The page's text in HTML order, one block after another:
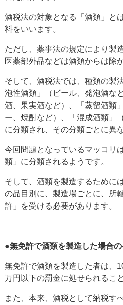
酒税法の対象となる「酒類」と
料をいいます。
ただし、薬事法の規定により製
医薬部外品などは酒類からは除
そして、酒税法では、種類の製
泡性酒類」（ビール、発泡酒な
酒、果実酒など）、「蒸留酒類
ー、焼酎など）、「混成酒類」
に分類され、その分類ごとに異
今回問題となっているマッコリ
類」に分類されるようです。
そして、酒類を製造するために
の品目別に、製造場ごとに、所
許」を受ける必要があります。
●無免許で酒類を製造した場合
無免許で酒類を製造した者は、
万円以下の罰金に処せられるこ
また、本来、酒税として納税す